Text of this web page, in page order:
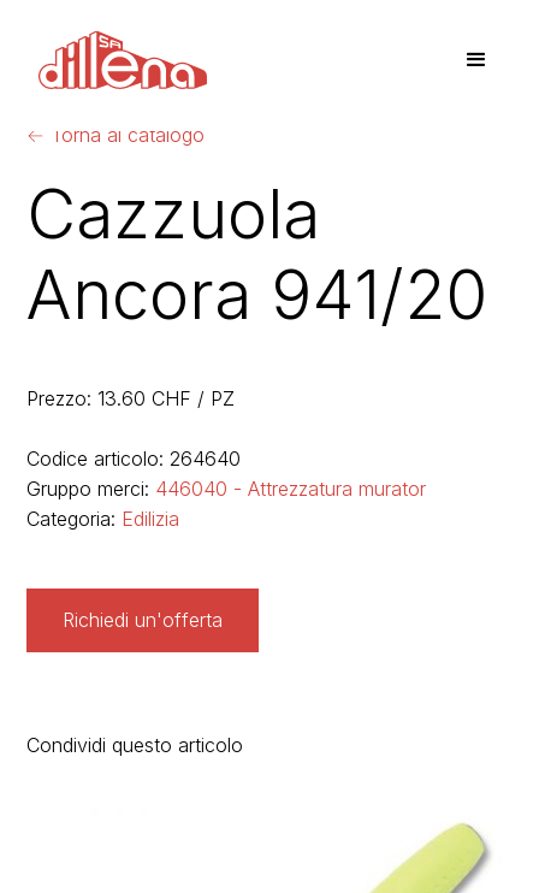
← Torna al catalogo
Cazzuola
Ancora 941/20
Prezzo: 13.60 CHF / PZ
Codice articolo: 264640
Gruppo merci: 446040 - Attrezzatura murator
Categoria: Edilizia
Richiedi un'offerta
Condividi questo articolo